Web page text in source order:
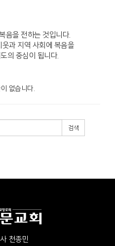
음을 전하는 것입니다.
과 지역 사회에 복음을
의 중심이 됩니다.
없습니다.
검색
천종민